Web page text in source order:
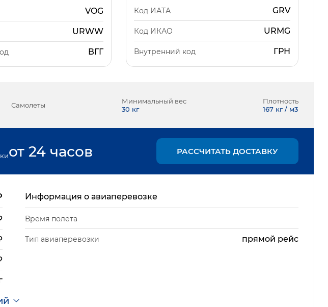
VOG
URWW
ВГГ
Код ИАТА GRV
Код ИКАО URMG
Внутренний код ГРН
Самолеты
Минимальный вес
30 кг
Плотность
167 кг / м3
от 24 часов РАССЧИТАТЬ ДОСТАВКУ
Информация о авиаперевозке
Время полета
Тип авиаперевозки прямой рейс